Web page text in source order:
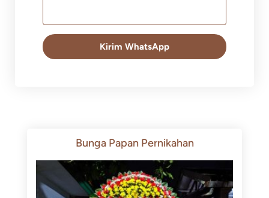
Kirim WhatsApp
Bunga Papan Pernikahan